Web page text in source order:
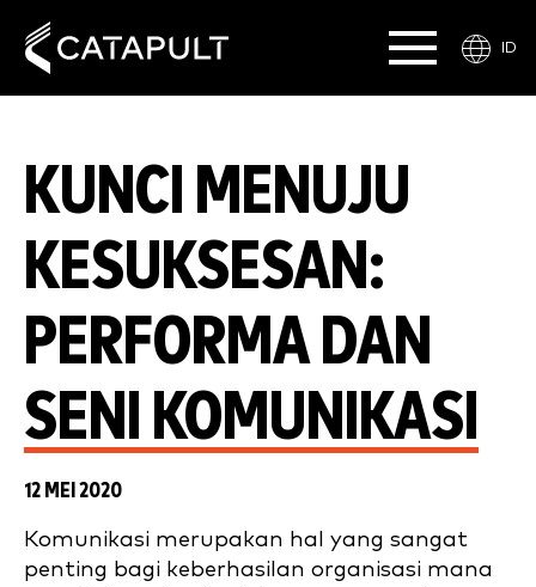
ID
KUNCI MENUJU
KESUKSESAN:
PERFORMA DAN
SENI KOMUNIKASI
12 MEI 2020
Komunikasi merupakan hal yang sangat
penting bagi keberhasilan organisasi mana